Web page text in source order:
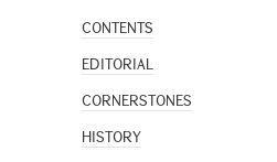
CONTENTS
EDITORIAL
CORNERSTONES
HISTORY